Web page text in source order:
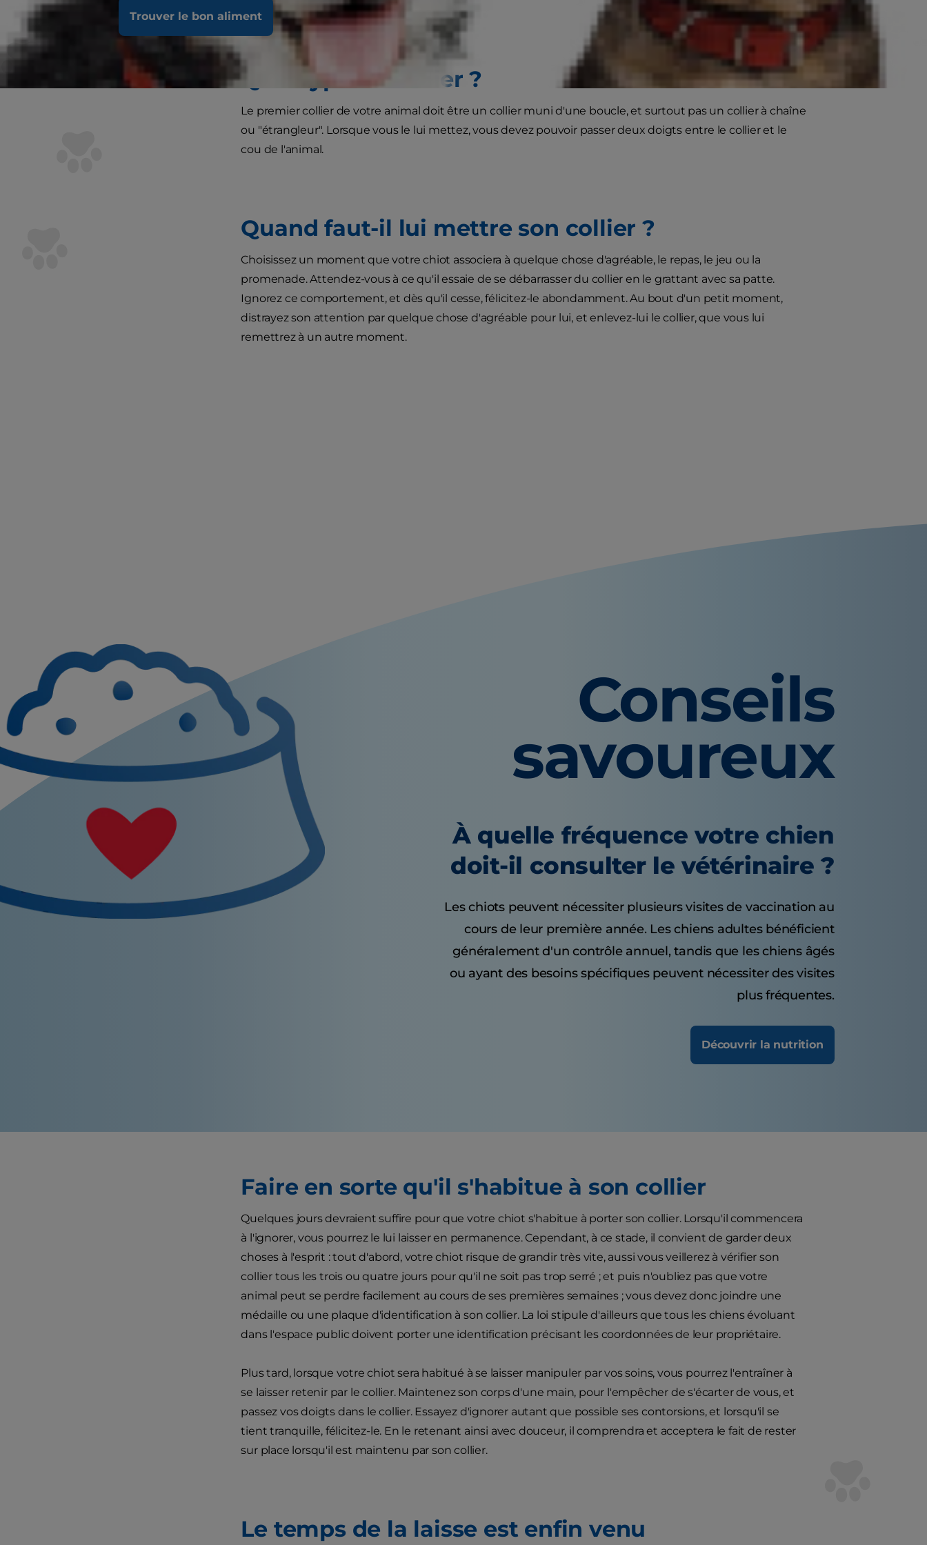
Trouver le bon aliment
Quel type de collier ?
Le premier collier de votre animal doit être un collier muni d'une boucle, et surtout pas un collier à chaîne
ou "étrangleur". Lorsque vous le lui mettez, vous devez pouvoir passer deux doigts entre le collier et le
cou de l'animal.
Quand faut-il lui mettre son collier ?
Choisissez un moment que votre chiot associera à quelque chose d'agréable, le repas, le jeu ou la
promenade. Attendez-vous à ce qu'il essaie de se débarrasser du collier en le grattant avec sa patte.
Ignorez ce comportement, et dès qu'il cesse, félicitez-le abondamment. Au bout d'un petit moment,
distrayez son attention par quelque chose d'agréable pour lui, et enlevez-lui le collier, que vous lui
remettrez à un autre moment.
Conseils
savoureux
À quelle fréquence votre chien
doit-il consulter le vétérinaire ?
Les chiots peuvent nécessiter plusieurs visites de vaccination au
cours de leur première année. Les chiens adultes bénéficient
généralement d'un contrôle annuel, tandis que les chiens âgés
ou ayant des besoins spécifiques peuvent nécessiter des visites
plus fréquentes.
Découvrir la nutrition
Faire en sorte qu'il s'habitue à son collier
Quelques jours devraient suffire pour que votre chiot s'habitue à porter son collier. Lorsqu'il commencera
à l'ignorer, vous pourrez le lui laisser en permanence. Cependant, à ce stade, il convient de garder deux
choses à l'esprit : tout d'abord, votre chiot risque de grandir très vite, aussi vous veillerez à vérifier son
collier tous les trois ou quatre jours pour qu'il ne soit pas trop serré ; et puis n'oubliez pas que votre
animal peut se perdre facilement au cours de ses premières semaines ; vous devez donc joindre une
médaille ou une plaque d'identification à son collier. La loi stipule d'ailleurs que tous les chiens évoluant
dans l'espace public doivent porter une identification précisant les coordonnées de leur propriétaire.
Plus tard, lorsque votre chiot sera habitué à se laisser manipuler par vos soins, vous pourrez l'entraîner à
se laisser retenir par le collier. Maintenez son corps d'une main, pour l'empêcher de s'écarter de vous, et
passez vos doigts dans le collier. Essayez d'ignorer autant que possible ses contorsions, et lorsqu'il se
tient tranquille, félicitez-le. En le retenant ainsi avec douceur, il comprendra et acceptera le fait de rester
sur place lorsqu'il est maintenu par son collier.
Le temps de la laisse est enfin venu